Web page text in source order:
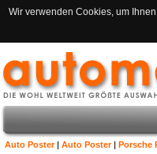
Wir verwenden Cookies, um
Auto Poster| Auto Poster| Porsche